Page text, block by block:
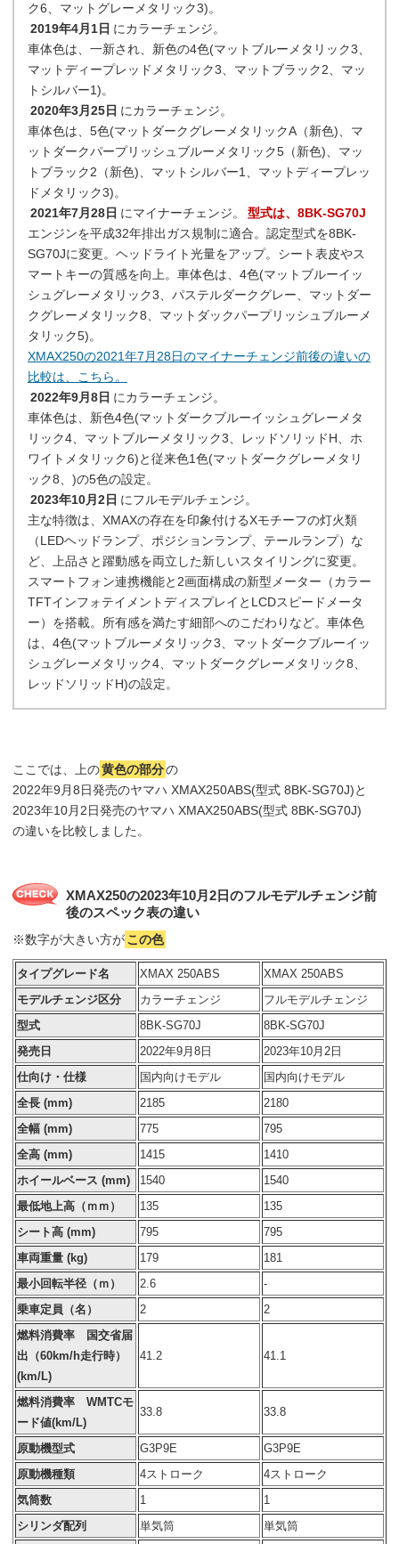
ク6、マットグレーメタリック3)。
2019年4月1日 にカラーチェンジ。
車体色は、一新され、新色の4色(マットブルーメタリック3、
マットディープレッドメタリック3、マットブラック2、マッ
トシルバー1)。
2020年3月25日 にカラーチェンジ。
車体色は、5色(マットダークグレーメタリックA（新色)、マ
ットダークパープリッシュブルーメタリック5（新色)、マッ
トブラック2（新色)、マットシルバー1、マットディープレッ
ドメタリック3)。
2021年7月28日 にマイナーチェンジ。
型式は、8BK-SG70J
エンジンを平成32年排出ガス規制に適合。認定型式を8BK-
SG70Jに変更。ヘッドライト光量をアップ。シート表皮やス
マートキーの質感を向上。車体色は、4色(マットブルーイッ
シュグレーメタリック3、パステルダークグレー、マットダー
クグレーメタリック8、マットダックパープリッシュブルーメ
タリック5)。
XMAX250の2021年7月28日のマイナーチェンジ前後の違いの
比較は、こちら。
2022年9月8日 にカラーチェンジ。
車体色は、新色4色(マットダークブルーイッシュグレーメタ
リック4、マットブルーメタリック3、レッドソリッドH、ホ
ワイトメタリック6)と従来色1色(マットダークグレーメタリ
ック8、)の5色の設定。
2023年10月2日 にフルモデルチェンジ。
主な特徴は、XMAXの存在を印象付けるXモチーフの灯火類
（LEDヘッドランプ、ポジションランプ、テールランプ）な
ど、上品さと躍動感を両立した新しいスタイリングに変更。
スマートフォン連携機能と2画面構成の新型メーター（カラー
TFTインフォテイメントディスプレイとLCDスピードメータ
ー）を搭載。所有感を満たす細部へのこだわりなど。車体色
は、4色(マットブルーメタリック3、マットダークブルーイッ
シュグレーメタリック4、マットダークグレーメタリック8、
レッドソリッドH)の設定。
ここでは、上の黄色の部分の
2022年9月8日発売のヤマハ XMAX250ABS(型式 8BK-SG70J)と
2023年10月2日発売のヤマハ XMAX250ABS(型式 8BK-SG70J)
の違いを比較しました。
XMAX250の2023年10月2日のフルモデルチェンジ前
後のスペック表の違い
※数字が大きい方がこの色
タイプグレード名 XMAX 250ABS
XMAX 250ABS
モデルチェンジ区分
カラーチェンジ
フルモデルチェンジ
型式
8BK-SG70J
8BK-SG70J
発売日
2022年9月8日
2023年10月2日
仕向け・仕様
国内向けモデル
国内向けモデル
全長 (mm)
2185
2180
全幅 (mm)
775
795
全高 (mm)
1415
1410
ホイールベース (mm)
1540
1540
最低地上高（ｍｍ）
135
135
シート高 (mm)
795
795
車両重量 (kg)
179
181
最小回転半径（ｍ）
2.6
-
乗車定員（名）
2
2
燃料消費率 国交省届
出（60km/h走行時）
(km/L)
41.2 41.1
燃料消費率 WMTCモ
ード値(km/L)
33.8 33.8
原動機型式 G3P9E
G3P9E
原動機種類
4ストローク
4ストローク
気筒数
1
1
シリンダ配列
単気筒
単気筒